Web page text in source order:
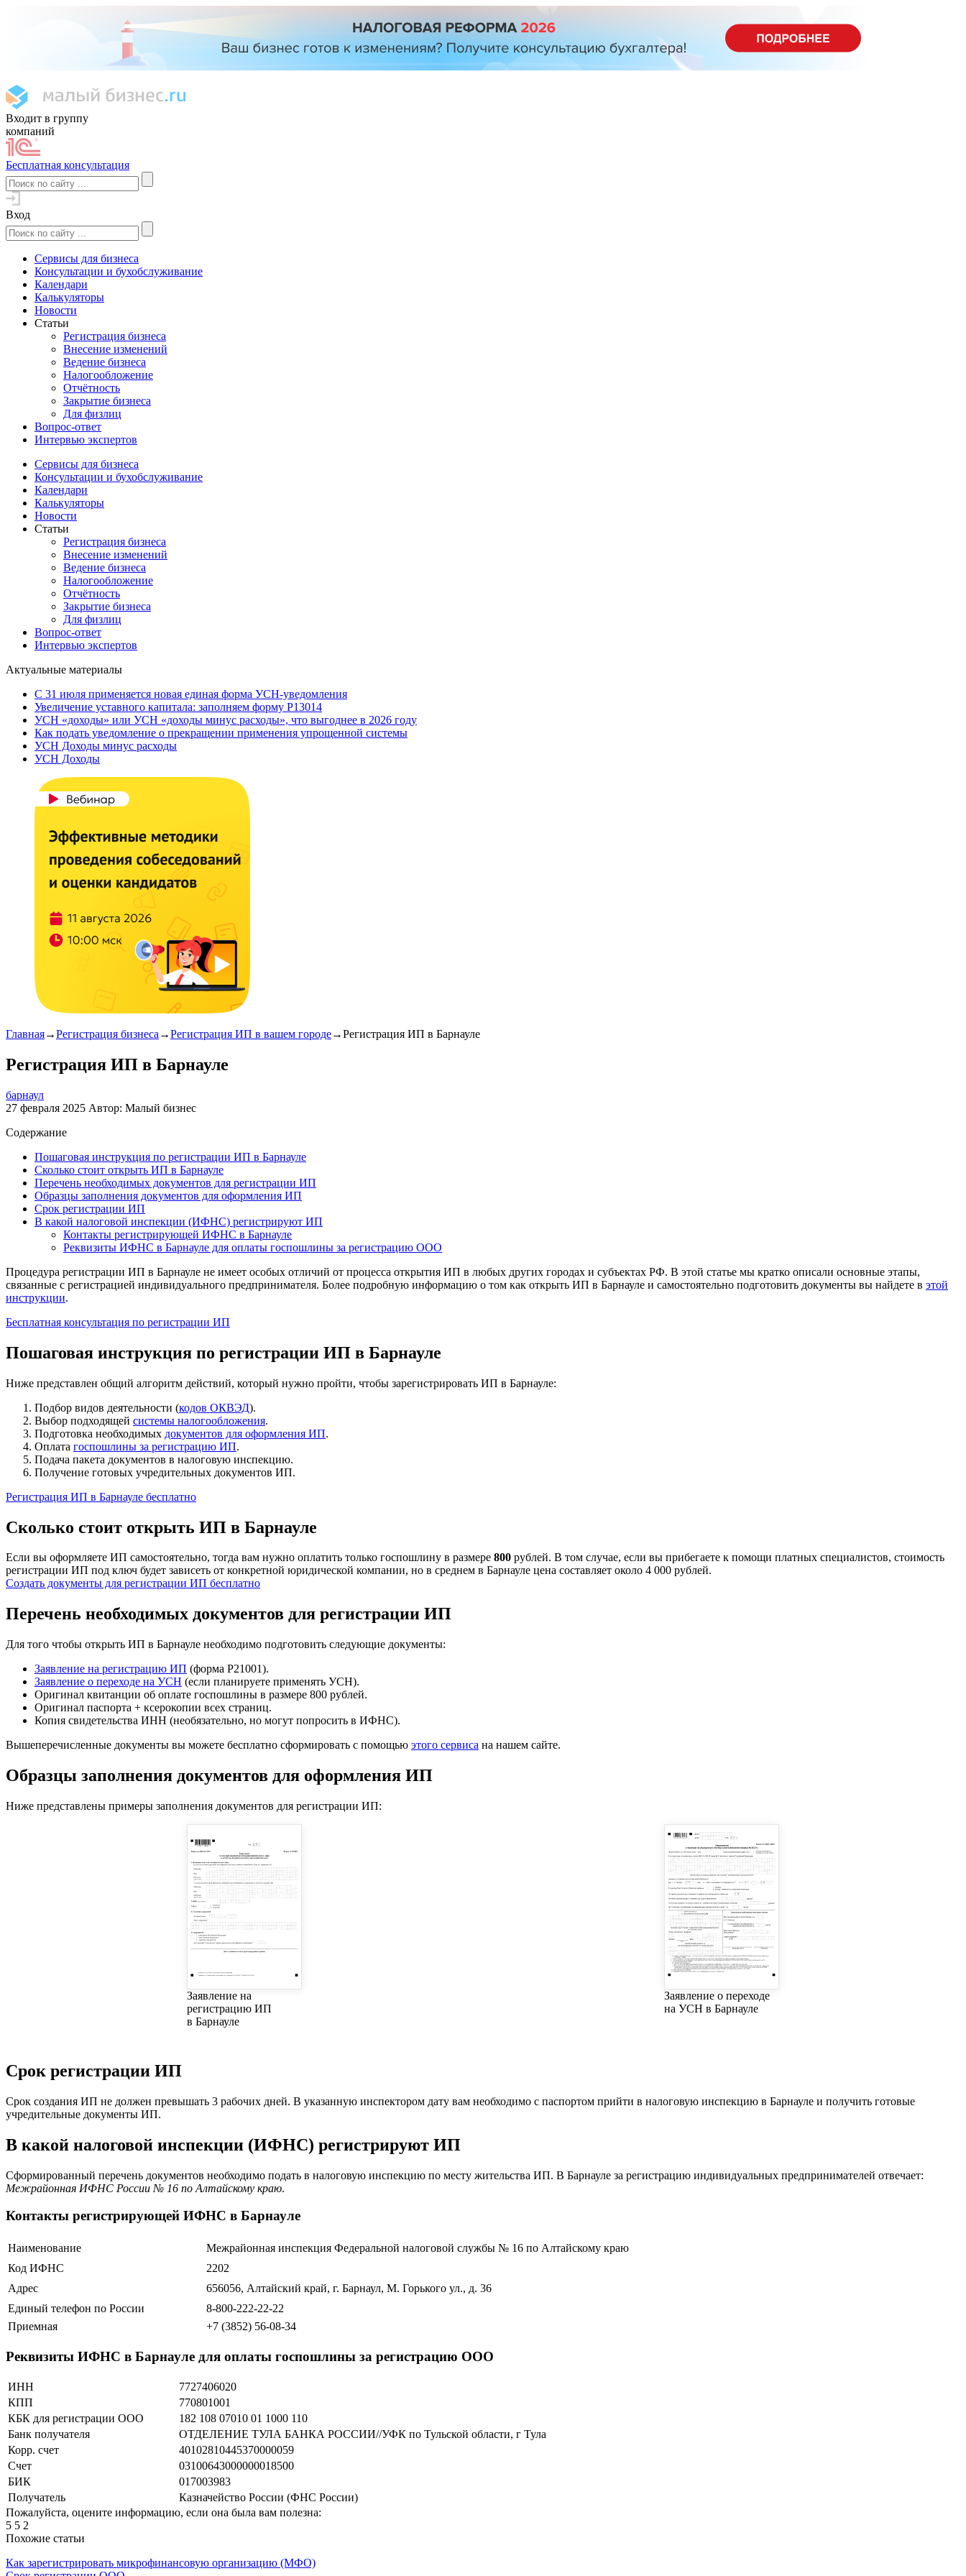
Входит в группу
компаний
Бесплатная консультация
Вход
Сервисы для бизнеса
Консультации и бухобслуживание
Календари
Калькуляторы
Новости
Статьи
Регистрация бизнеса
Внесение изменений
Ведение бизнеса
Налогообложение
Отчётность
Закрытие бизнеса
Для физлиц
Вопрос-ответ
Интервью экспертов
Сервисы для бизнеса
Консультации и бухобслуживание
Календари
Калькуляторы
Новости
Статьи
Регистрация бизнеса
Внесение изменений
Ведение бизнеса
Налогообложение
Отчётность
Закрытие бизнеса
Для физлиц
Вопрос-ответ
Интервью экспертов
Актуальные материалы
С 31 июля применяется новая единая форма УСН-уведомления
Увеличение уставного капитала: заполняем форму Р13014
УСН «доходы» или УСН «доходы минус расходы», что выгоднее в 2026 году
Как подать уведомление о прекращении применения упрощенной системы
УСН Доходы минус расходы
УСН Доходы
Главная→Регистрация бизнеса →Регистрация ИП в вашем городе→Регистрация ИП в Барнауле
Регистрация ИП в Барнауле
барнаул
27 февраля 2025 Автор: Малый бизнес
Содержание
Пошаговая инструкция по регистрации ИП в Барнауле
Сколько стоит открыть ИП в Барнауле
Перечень необходимых документов для регистрации ИП
Образцы заполнения документов для оформления ИП
Срок регистрации ИП
В какой налоговой инспекции (ИФНС) регистрируют ИП
Контакты регистрирующей ИФНС в Барнауле
Реквизиты ИФНС в Барнауле для оплаты госпошлины за регистрацию ООО
Процедура регистрации ИП в Барнауле не имеет особых отличий от процесса открытия ИП в любых других городах и субъектах РФ. В этой статье мы кратко описали основные этапы,
связанные с регистрацией индивидуального предпринимателя. Более подробную информацию о том как открыть ИП в Барнауле и самостоятельно подготовить документы вы найдете в этой
инструкции.
Бесплатная консультация по регистрации ИП
Пошаговая инструкция по регистрации ИП в Барнауле
Ниже представлен общий алгоритм действий, который нужно пройти, чтобы зарегистрировать ИП в Барнауле:
Подбор видов деятельности (кодов ОКВЭД).
Выбор подходящей системы налогообложения.
Подготовка необходимых документов для оформления ИП.
Оплата госпошлины за регистрацию ИП.
Подача пакета документов в налоговую инспекцию.
Получение готовых учредительных документов ИП.
Регистрация ИП в Барнауле бесплатно
Сколько стоит открыть ИП в Барнауле
Если вы оформляете ИП самостоятельно, тогда вам нужно оплатить только госпошлину в размере 800 рублей. В том случае, если вы прибегаете к помощи платных специалистов, стоимость
регистрации ИП под ключ будет зависеть от конкретной юридической компании, но в среднем в Барнауле цена составляет около 4 000 рублей.
Создать документы для регистрации ИП бесплатно
Перечень необходимых документов для регистрации ИП
Для того чтобы открыть ИП в Барнауле необходимо подготовить следующие документы:
Заявление на регистрацию ИП (форма Р21001).
Заявление о переходе на УСН (если планируете применять УСН).
Оригинал квитанции об оплате госпошлины в размере 800 рублей.
Оригинал паспорта + ксерокопии всех страниц.
Копия свидетельства ИНН (необязательно, но могут попросить в ИФНС).
Вышеперечисленные документы вы можете бесплатно сформировать с помощью этого сервиса на нашем сайте.
Образцы заполнения документов для оформления ИП
Ниже представлены примеры заполнения документов для регистрации ИП:
Заявление на
регистрацию ИП
в Барнауле
Заявление о переходе
на УСН в Барнауле
Срок регистрации ИП
Срок создания ИП не должен превышать 3 рабочих дней. В указанную инспектором дату вам необходимо с паспортом прийти в налоговую инспекцию в Барнауле и получить готовые
учредительные документы ИП.
В какой налоговой инспекции (ИФНС) регистрируют ИП
Сформированный перечень документов необходимо подать в налоговую инспекцию по месту жительства ИП. В Барнауле за регистрацию индивидуальных предпринимателей отвечает:
Межрайонная ИФНС России № 16 по Алтайскому краю.
Контакты регистрирующей ИФНС в Барнауле
Наименование
Межрайонная инспекция Федеральной налоговой службы № 16 по Алтайскому краю
Код ИФНС
2202
Адрес
656056, Алтайский край, г. Барнаул, М. Горького ул., д. 36
Единый телефон по России
8-800-222-22-22
Приемная
+7 (3852) 56-08-34
Реквизиты ИФНС в Барнауле для оплаты госпошлины за регистрацию ООО
ИНН
7727406020
КПП
770801001
КБК для регистрации ООО
182 108 07010 01 1000 110
Банк получателя
ОТДЕЛЕНИЕ ТУЛА БАНКА РОССИИ//УФК по Тульской области, г Тула
Корр. счет
40102810445370000059
Счет
03100643000000018500
БИК
017003983
Получатель
Казначейство России (ФНС России)
Пожалуйста, оцените информацию, если она была вам полезна:
5 5 2
Похожие статьи
Как зарегистрировать микрофинансовую организацию (МФО)